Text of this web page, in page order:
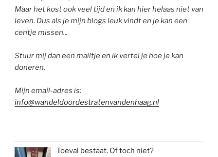
Maar het kost ook veel tijd en ik kan hier helaas niet van
leven. Dus als je mijn blogs leuk vindt en je kan een
centje missen...
Stuur mij dan een mailtje en ik vertel je hoe je kan
doneren.
Mijn email-adres is:
info@wandeldoordestratenvandenhaag.nl
Toeval bestaat. Of toch niet?